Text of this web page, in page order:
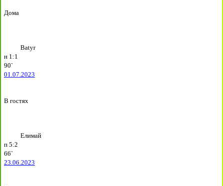
Дома
Batyr
н 1:1
90`
01.07.2023
В гостях
Елимай
п 5:2
66`
23.06.2023